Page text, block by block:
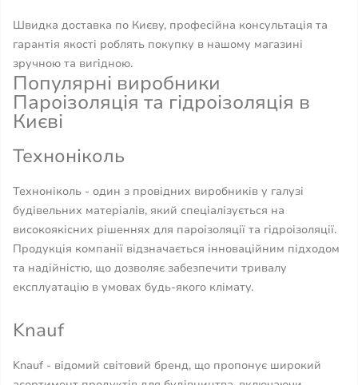
Швидка доставка по Києву, професійна консультація та
гарантія якості роблять покупку в нашому магазині
зручною та вигідною.
Популярні виробники
Пароізоляція та гідроізоляція в
Києві
Техноніколь
Техноніколь - один з провідних виробників у галузі
будівельних матеріалів, який спеціалізується на
високоякісних рішеннях для пароізоляції та гідроізоляції.
Продукція компанії відзначається інноваційним підходом
та надійністю, що дозволяє забезпечити тривалу
експлуатацію в умовах будь-якого клімату.
Knauf
Knauf - відомий світовий бренд, що пропонує широкий